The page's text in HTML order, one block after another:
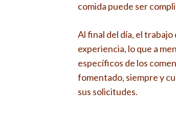
comida puede ser
Al final del día, el
experiencia, lo que a
específicos de los
fomentado, siempre y
sus solicitudes.